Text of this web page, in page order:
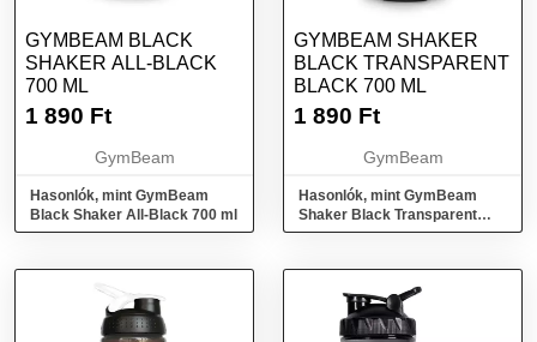
GYMBEAM BLACK
SHAKER ALL-BLACK
700 ML
1 890 Ft
GymBeam
Hasonlók, mint GymBeam
Black Shaker All-Black 700 ml
GYMBEAM SHAKER
BLACK TRANSPARENT
BLACK 700 ML
1 890 Ft
GymBeam
Hasonlók, mint GymBeam
Shaker Black Transparent
Black 700 ml